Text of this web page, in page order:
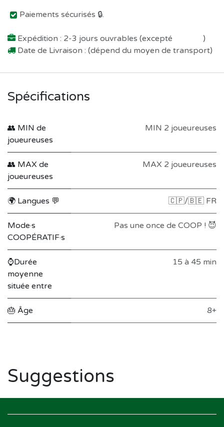
Paiements sécurisés 🔒.
Expédition : 2-3 jours ouvrables (excepté
)
Date de Livraison : (dépend du moyen de transport)
Spécifications
👥 MIN de
joueureuses
MIN 2 joueureuses
👥 MAX de
joueureuses
MAX 2 joueureuses
🌍 Langues 💬 🇨🇵/🇧🇪 FR
Mode·s
COOPÉRATIF·s
Pas une once de COOP ! 😈
⌚Durée
moyenne
située entre
15 à 45 min
🎂 Âge 8+
Suggestions